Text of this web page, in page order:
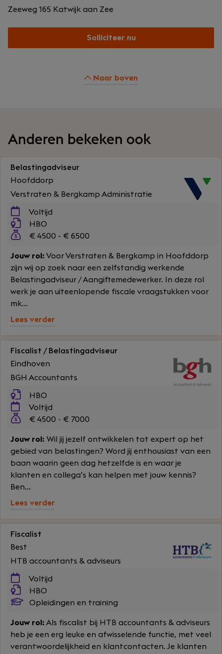
Zeeweg 165 Katwijk aan Zee
Solliciteer nu
Naar boven
Anderen bekeken ook
Belastingadviseur
Hoofddorp
Verstraten & Bergkamp Administratie
Voltijd
HBO
€ 4500 - € 6500
Jouw rol: Voor Verstraten & Bergkamp in Hoofddorp
zijn wij op zoek naar een zelfstandig werkende
Belastingadviseur / Aangiftemedewerker. In deze rol
werk je aan uiteenlopende fiscale vraagstukken voor
mk...
Lees verder
Fiscalist / Belastingadviseur
Eindhoven
BGH Accountants
HBO
Voltijd
€ 4500 - € 7000
Jouw rol: Wil jij jezelf ontwikkelen tot expert op het
gebied van belastingen? Word jij enthousiast van een
baan waarin geen dag hetzelfde is en waar je
klanten en collega’s kan helpen met jouw kennis?
Ben...
Lees verder
Fiscalist
Best
HTB accountants & adviseurs
Voltijd
HBO
Opleidingen en training
Jouw rol: Als fiscalist bij HTB accountants & adviseurs
heb je een erg leuke en afwisselende functie, met veel
verantwoordelijkheid en klantcontacten. Je klanten